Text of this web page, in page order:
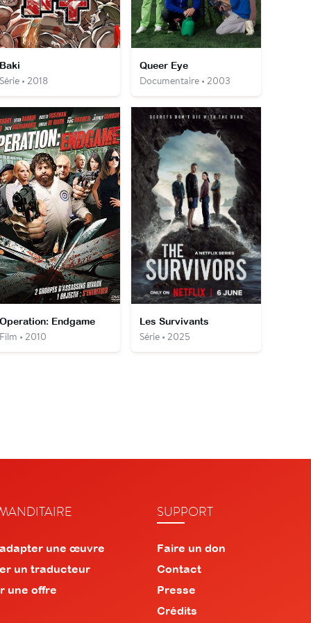
• 2018
Queer Eye
Documentaire • 2003
Endgame
• 2010
Les Survivants
Série • 2025
une œuvre
un traducteur
une offre
SUPPORT
Faire un don
Contact
Presse
Crédits